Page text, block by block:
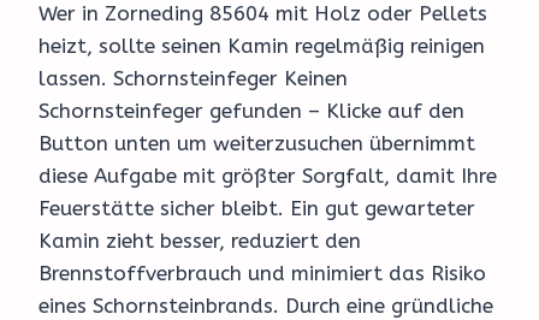
Wer in Zorneding 85604 mit Holz oder Pellets
heizt, sollte seinen Kamin regelmäßig reinigen
lassen. Schornsteinfeger Keinen
Schornsteinfeger gefunden – Klicke auf den
Button unten um weiterzusuchen übernimmt
diese Aufgabe mit größter Sorgfalt, damit Ihre
Feuerstätte sicher bleibt. Ein gut gewarteter
Kamin zieht besser, reduziert den
Brennstoffverbrauch und minimiert das Risiko
eines Schornsteinbrands. Durch eine gründliche